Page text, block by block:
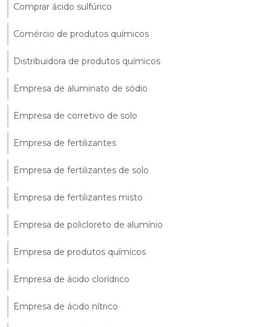
Comprar ácido sulfúrico
Comércio de produtos químicos
Distribuidora de produtos químicos
Empresa de aluminato de sódio
Empresa de corretivo de solo
Empresa de fertilizantes
Empresa de fertilizantes de solo
Empresa de fertilizantes misto
Empresa de policloreto de alumínio
Empresa de produtos químicos
Empresa de ácido clorídrico
Empresa de ácido nítrico